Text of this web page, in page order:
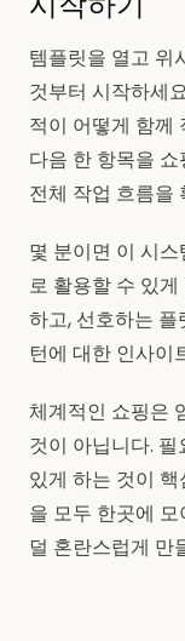
템플릿을 열고 위
것부터 시작하세
적이 어떻게 함께
다음 한 항목을
전체 작업 흐름을
몇 분이면 이 시
로 활용할 수 있
하고, 선호하는
턴에 대한 인사이
체계적인 쇼핑은
것이 아닙니다.
있게 하는 것이
을 모두 한곳에
덜 혼란스럽게 만